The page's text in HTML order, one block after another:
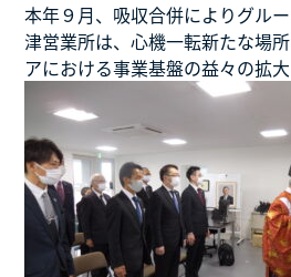
本年９月、吸収合併によりグル
津営業所は、心機一転新たな場
アにおける事業基盤の益々の拡大